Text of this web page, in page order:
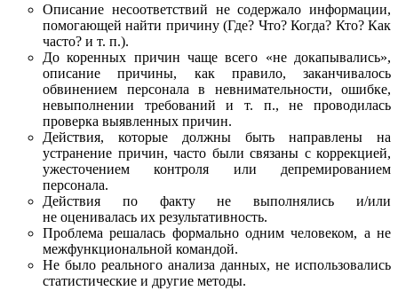
Описание несоответствий не содержало информации,
помогающей найти причину (Где? Что? Когда? Кто? Как
часто? и т. п.).
До коренных причин чаще всего «не докапывались»,
описание причины, как правило, заканчивалось
обвинением персонала в невнимательности, ошибке,
невыполнении требований и т. п., не проводилась
проверка выявленных причин.
Действия, которые должны быть направлены на
устранение причин, часто были связаны с коррекцией,
ужесточением контроля или депремированием
персонала.
Действия по факту не выполнялись и/или
не оценивалась их результативность.
Проблема решалась формально одним человеком, а не
межфункциональной командой.
Не было реального анализа данных, не использовались
статистические и другие методы.